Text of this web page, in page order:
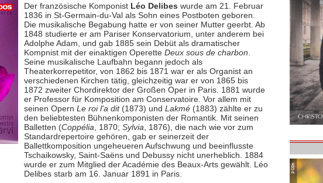
Der französische Komponist Léo Delibes wurde am 21. Februar
1836 in St-Germain-du-Val als Sohn eines Postboten geboren.
Die musikalische Begabung hatte er von seiner Mutter geerbt. Ab
1848 studierte er am Pariser Konservatorium, unter anderem bei
Adolphe Adam, und gab 1885 sein Debüt als dramatischer
Kompnist mit der einaktigen Operette Deux sous de charbon
Seine musikalische Laufbahn begann jedoch als
Theaterkorrepetitor, von 1862 bis 1871 war er als Organist an
verschiedenen Kirchen tätig, gleichzeitig war er von 1865 bis
1872 zweiter Chordirektor der Großen Oper in Paris. 1881 wurde
er Professor für Komposition am Conservatoire. Vor allem mit
seinen Opern Le roi l'a dit(1873) und Lakmé(1883) zählte er zu
den beliebtesten Bühnenkomponisten der Romantik. Mit seinen
Balletten (Coppélia , 1870; Sylvia , 1876), die nach wie vor zum
Standardrepertoire gehören, gab er seinerzeit der
Ballettkomposition ungeheueren Aufschwung und beeinflusste
Tschaikowsky, Saint-Saëns und Debussy nicht unerheblich. 1884
wurde er zum Mitglied der Académie des Beaux-Arts gewählt. Léo
Delibes starb am 16. Januar 1891 in Paris.